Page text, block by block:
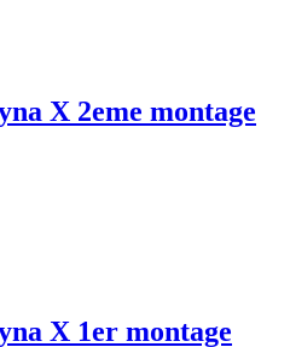
X 2eme montage
X 1er montage